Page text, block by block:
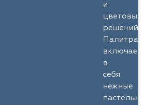
и
цветовых
решений.
Палитра
включает
в
себя
нежные